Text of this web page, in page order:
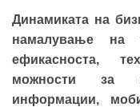
Динамиката на
намалување на
ефикасноста,
можности за
информации,